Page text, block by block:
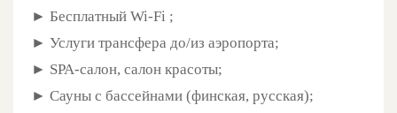
► Бесплатный Wi-Fi ;
► Услуги трансфера до/из аэропорта;
► SPA-салон, салон красоты;
► Сауны с бассейнами (финская, русская);